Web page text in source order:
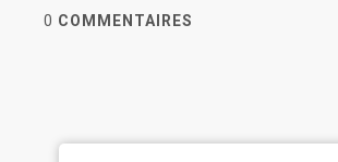
0 COMMENTAIRES